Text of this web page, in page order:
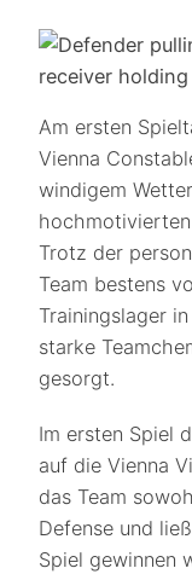
Am ersten
Vienna
windigem
hochmotivierten
Trotz der
Team bestens
Trainingslager
starke
gesorgt.
Im ersten Spiel
auf die Vienna
das Team
Defense und
Spiel gewinnen